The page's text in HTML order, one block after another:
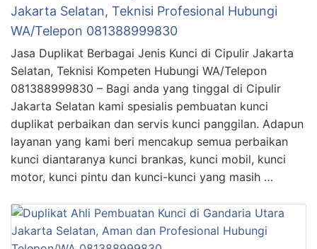
Jakarta Selatan, Teknisi Profesional Hubungi
WA/Telepon 081388999830
Jasa Duplikat Berbagai Jenis Kunci di Cipulir Jakarta
Selatan, Teknisi Kompeten Hubungi WA/Telepon
081388999830 – Bagi anda yang tinggal di Cipulir
Jakarta Selatan kami spesialis pembuatan kunci
duplikat perbaikan dan servis kunci panggilan. Adapun
layanan yang kami beri mencakup semua perbaikan
kunci diantaranya kunci brankas, kunci mobil, kunci
motor, kunci pintu dan kunci-kunci yang masih …